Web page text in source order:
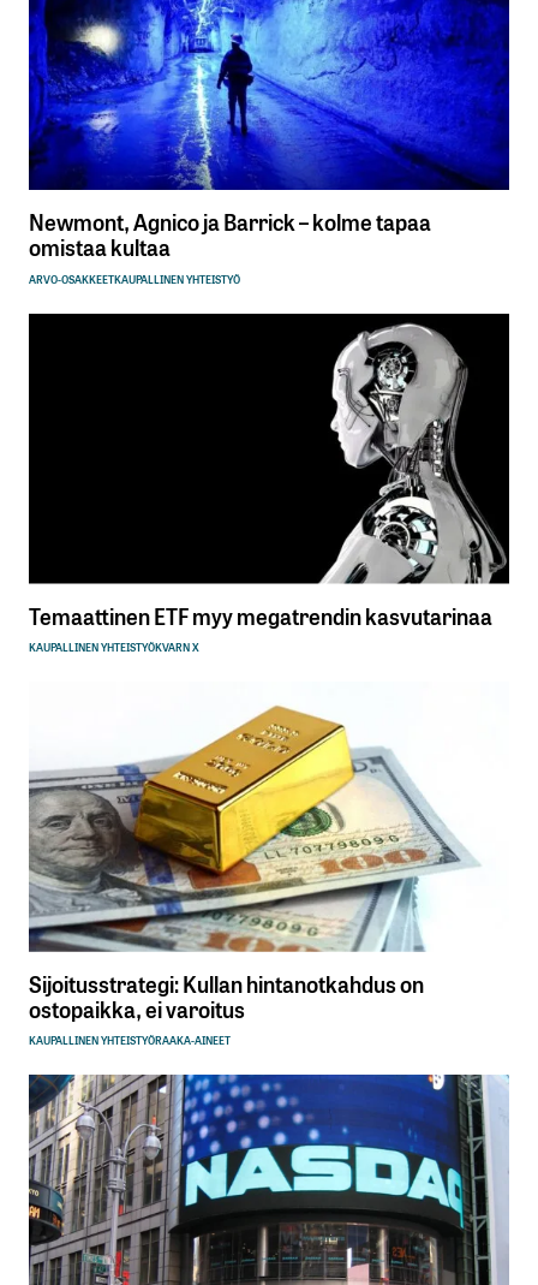
Newmont, Agnico ja Barrick – kolme tapaa
omistaa kultaa
ARVO-OSAKKEETKAUPALLINEN YHTEISTYÖ
Temaattinen ETF myy megatrendin kasvutarinaa
KAUPALLINEN YHTEISTYÖKVARN X
Sijoitusstrategi: Kullan hintanotkahdus on
ostopaikka, ei varoitus
KAUPALLINEN YHTEISTYÖRAAKA-AINEET